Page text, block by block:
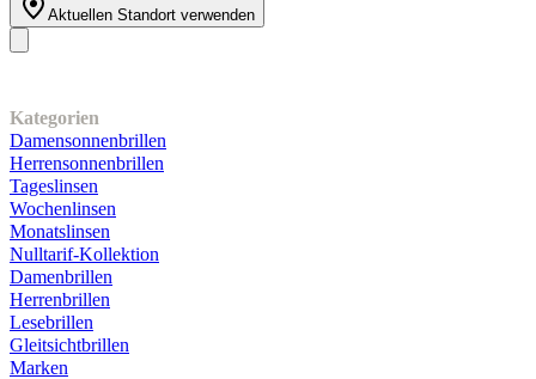
Aktuellen Standort verwenden
Kategorien
Damensonnenbrillen
Herrensonnenbrillen
Tageslinsen
Wochenlinsen
Monatslinsen
Nulltarif-Kollektion
Damenbrillen
Herrenbrillen
Lesebrillen
Gleitsichtbrillen
Marken